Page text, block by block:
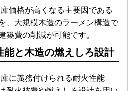
価格が高くなる主要因である
、大規模木造のラーメン構造で
築費の削減が可能です。
能と木造の燃えしろ設計
に義務付けられる耐火性能